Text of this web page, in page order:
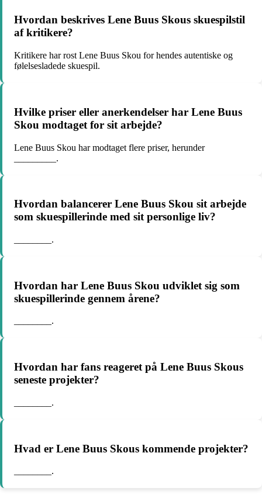
Hvordan beskrives Lene Buus Skous skuespilstil
af kritikere?
Kritikere har rost Lene Buus Skou for hendes autentiske og
følelsesladede skuespil.
Hvilke priser eller anerkendelser har Lene Buus
Skou modtaget for sit arbejde?
Lene Buus Skou har modtaget flere priser, herunder
_________.
Hvordan balancerer Lene Buus Skou sit arbejde
som skuespillerinde med sit personlige liv?
________.
Hvordan har Lene Buus Skou udviklet sig som
skuespillerinde gennem årene?
________.
Hvordan har fans reageret på Lene Buus Skous
seneste projekter?
________.
Hvad er Lene Buus Skous kommende projekter?
________.